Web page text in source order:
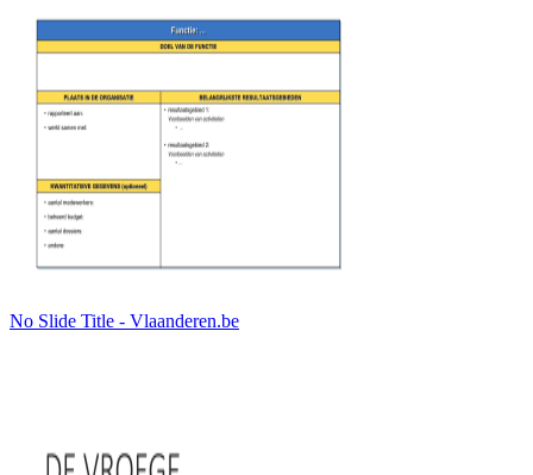
No Slide Title - Vlaanderen.be